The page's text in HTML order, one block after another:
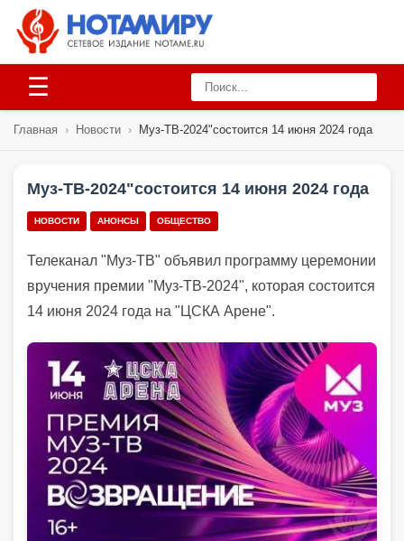
☰
Главная › Новости › Муз-ТВ-2024"состоится 14 июня 2024 года
Муз-ТВ-2024"состоится 14 июня 2024 года
НОВОСТИ АНОНСЫ ОБЩЕСТВО
Телеканал "Муз-ТВ" объявил программу церемонии
вручения премии "Муз-ТВ-2024", которая состоится
14 июня 2024 года на "ЦСКА Арене".